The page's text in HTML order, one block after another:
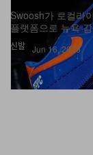
신발
Swoosh가 로컬라
플랫폼으로 뉴욕
Jun 16, 2026